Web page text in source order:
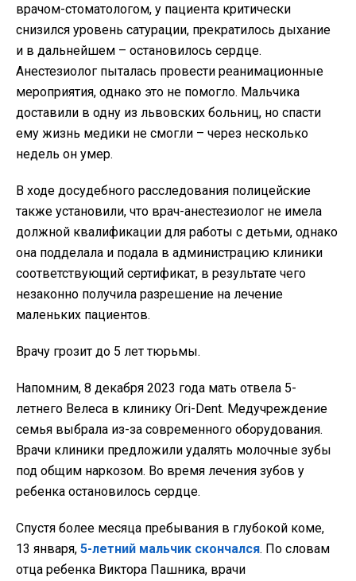
врачом-стоматологом, у пациента критически
снизился уровень сатурации, прекратилось дыхание
и в дальнейшем – остановилось сердце.
Анестезиолог пыталась провести реанимационные
мероприятия, однако это не помогло. Мальчика
доставили в одну из львовских больниц, но спасти
ему жизнь медики не смогли – через несколько
недель он умер.
В ходе досудебного расследования полицейские
также установили, что врач-анестезиолог не имела
должной квалификации для работы с детьми, однако
она подделала и подала в администрацию клиники
соответствующий сертификат, в результате чего
незаконно получила разрешение на лечение
маленьких пациентов.
Врачу грозит до 5 лет тюрьмы.
Напомним, 8 декабря 2023 года мать отвела 5-
летнего Велеса в клинику Ori-Dent. Медучреждение
семья выбрала из-за современного оборудования.
Врачи клиники предложили удалять молочные зубы
под общим наркозом. Во время лечения зубов у
ребенка остановилось сердце.
Спустя более месяца пребывания в глубокой коме,
13 января, 5-летний мальчик скончался. По словам
отца ребенка Виктора Пашника, врачи